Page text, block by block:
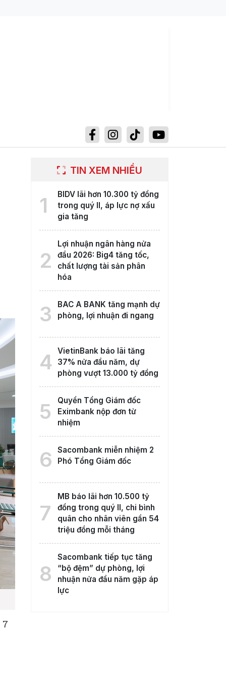
7
TIN XEM NHIỀU
1
BIDV lãi hơn 10.300 tỷ đồng
trong quý II, áp lực nợ xấu
gia tăng
2
Lợi nhuận ngân hàng nửa
đầu 2026: Big4 tăng tốc,
chất lượng tài sản phân
hóa
3
BAC A BANK tăng mạnh dự
phòng, lợi nhuận đi ngang
4
VietinBank báo lãi tăng
37% nửa đầu năm, dự
phòng vượt 13.000 tỷ đồng
5
Quyền Tổng Giám đốc
Eximbank nộp đơn từ
nhiệm
6
Sacombank miễn nhiệm 2
Phó Tổng Giám đốc
7
MB báo lãi hơn 10.500 tỷ
đồng trong quý II, chi bình
quân cho nhân viên gần 54
triệu đồng mỗi tháng
8
Sacombank tiếp tục tăng
“bộ đệm” dự phòng, lợi
nhuận nửa đầu năm gặp áp
lực